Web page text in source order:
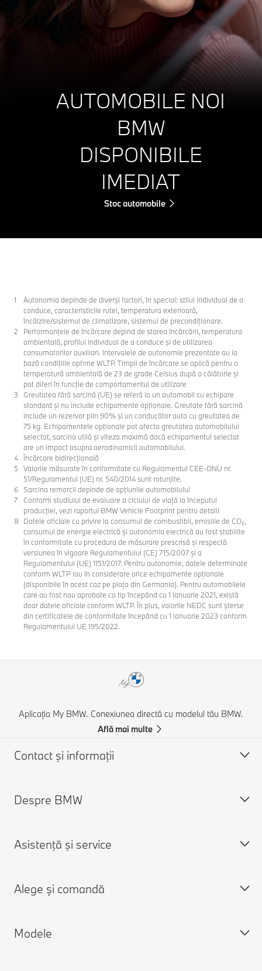
AUTOMOBILE NOI
BMW
DISPONIBILE
IMEDIAT
Stoc automobile
Autonomia depinde de diverşi factori, în special: stilul individual de a
conduce, caracteristicile rutei, temperatura exterioară,
încălzire/sistemul de climatizare, sistemul de precondiţionare.
Performanţele de încărcare depind de starea încărcării, temperatura
ambientală, profilul individual de a conduce şi de utilizarea
consumatorilor auxiliari. Intervalele de autonomie prezentate au la
bază condiţiile optime WLTP. Timpii de încărcare se aplică pentru o
temperatură ambientală de 23 de grade Celsius după o călătorie şi
pot diferi în funcţie de comportamentul de utilizare
Greutatea fără sarcină (UE) se referă la un automobil cu echipare
standard şi nu include echipamente opţionale. Greutate fără sarcină
include un rezervor plin 90% şi un conducător auto cu greutatea de
75 kg. Echipamentele opţionale pot afecta greutatea automobilului
selectat, sarcina utilă şi viteza maximă dacă echipamentul selectat
are un impact asupra aerodinamicii automobilului.
Încărcare bidirecțională
Valorile măsurate în conformitate cu Regulamentul CEE-ONU nr.
51/Regulamentul (UE) nr. 540/2014 sunt rotunjite.
Sarcina remorcii depinde de opţiunile automobilului
Conform studiului de evaluare a ciclului de viață la începutul
producției, vezi raportul BMW Vehicle Footprint pentru detalii
Datele oficiale cu privire la consumul de combustibil, emisiile de CO₂,
consumul de energie electrică și autonomia electrică au fost stabilite
în conformitate cu procedura de măsurare prescrisă și respectă
versiunea în vigoare Regulamentului (CE) 715/2007 și a
Regulamentului (UE) 1151/2017. Pentru autonomie, datele determinate
conform WLTP iau în considerare orice echipamente opționale
(disponibile în acest caz pe piața din Germania). Pentru automobilele
care au fost nou aprobate ca tip începând cu 1 ianuarie 2021, există
doar datele oficiale conform WLTP. În plus, valorile NEDC sunt șterse
din certificatele de conformitate începând cu 1 ianuarie 2023 conform
Regulamentului UE 195/2022.
Aplicația My BMW. Conexiunea directă cu modelul tău BMW.
Află mai multe
Contact şi informaţii
Asistență și Contact
Caută un partener BMW
Cere o ofertă
Despre BMW
Despre noi
Despre BMW Group
Asistenţă şi service
Programare în service
Connected Drive
Alege și comandă
Modele BMW
Modele